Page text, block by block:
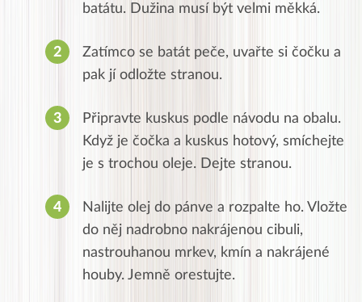
batátu. Dužina musí být velmi měkká.
Zatímco se batát peče, uvařte si čočku a
pak jí odložte stranou.
Připravte kuskus podle návodu na obalu.
Když je čočka a kuskus hotový, smíchejte
je s trochou oleje. Dejte stranou.
Nalijte olej do pánve a rozpalte ho. Vložte
do něj nadrobno nakrájenou cibuli,
nastrouhanou mrkev, kmín a nakrájené
houby. Jemně orestujte.